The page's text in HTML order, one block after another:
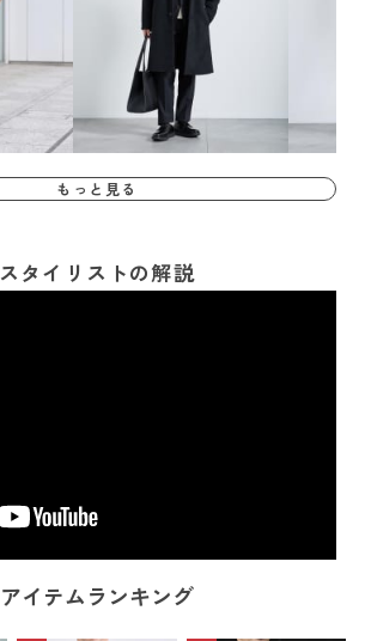
もっと見る
スタイリストの解説
アイテムランキング